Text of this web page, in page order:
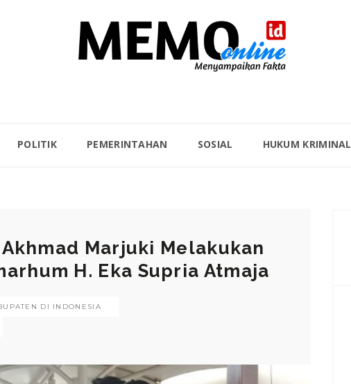
POLITIK PEMERINTAHAN SOSIAL HUKUM KRIMINAL
Marjuki Melakukan
H. Eka Supria Atmaja
DI INDONESIA